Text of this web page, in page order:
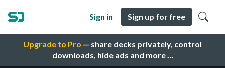
Upgrade to Pro — share decks privately, control
downloads, hide ads and more …
Sign in Sign up for free